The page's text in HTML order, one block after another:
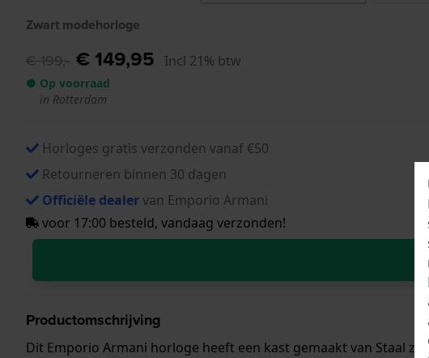
Zwart modehorloge
€ 199,- € 149,95 Incl 21% btw
● Op voorraad
in Rotterdam
Horloges gratis verzonden vanaf €50
Retourneren binnen 30 dagen
Officiële dealervan Emporio Armani
voor 17:00 besteld, vandaag verzonden!
Productomschrijving
Dit Emporio Armani horloge heeft een kast gemaakt van Staal